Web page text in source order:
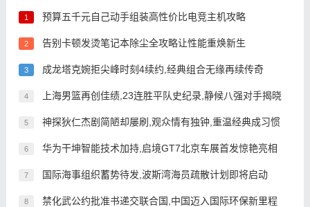
1 预算五千元自己动手组装高性价比电竞主机攻略
2 告别卡顿发烫笔记本除尘全攻略让性能重焕新生
3 成龙塔克婉拒尖峰时刻4续约,经典组合无缘再续传奇
4 上海男篮再创佳绩,23连胜平队史纪录,静候八强对手揭晓
5 神探狄仁杰剧简陋却屡刷,观众情有独钟,重温经典成习惯
6 华为干坤智能技术加持,启境GT7北京车展首发惊艳亮相
7 国际海事组织蓄势待发,波斯湾海员疏散计划即将启动
8 禁化武公约批准书递交联合国,中国迈入国际环保新里程